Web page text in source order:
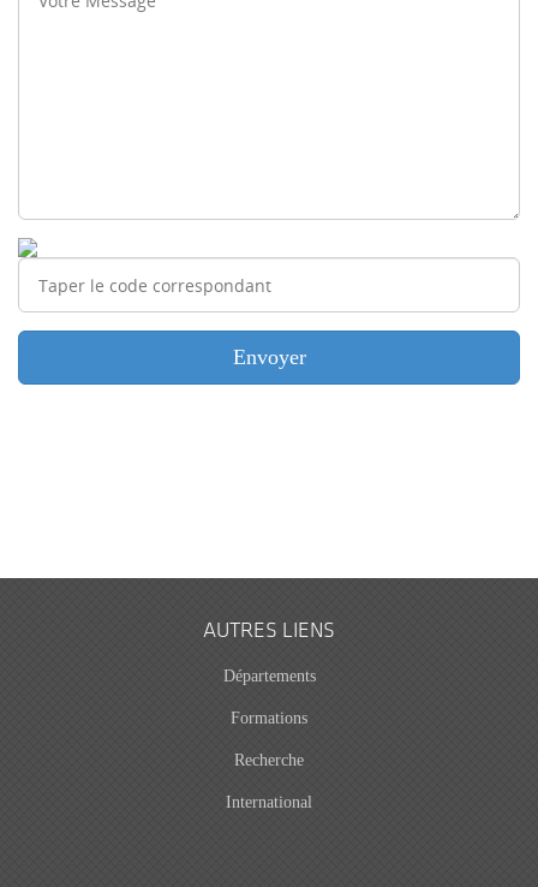
AUTRES LIENS
Départements
Formations
Recherche
International